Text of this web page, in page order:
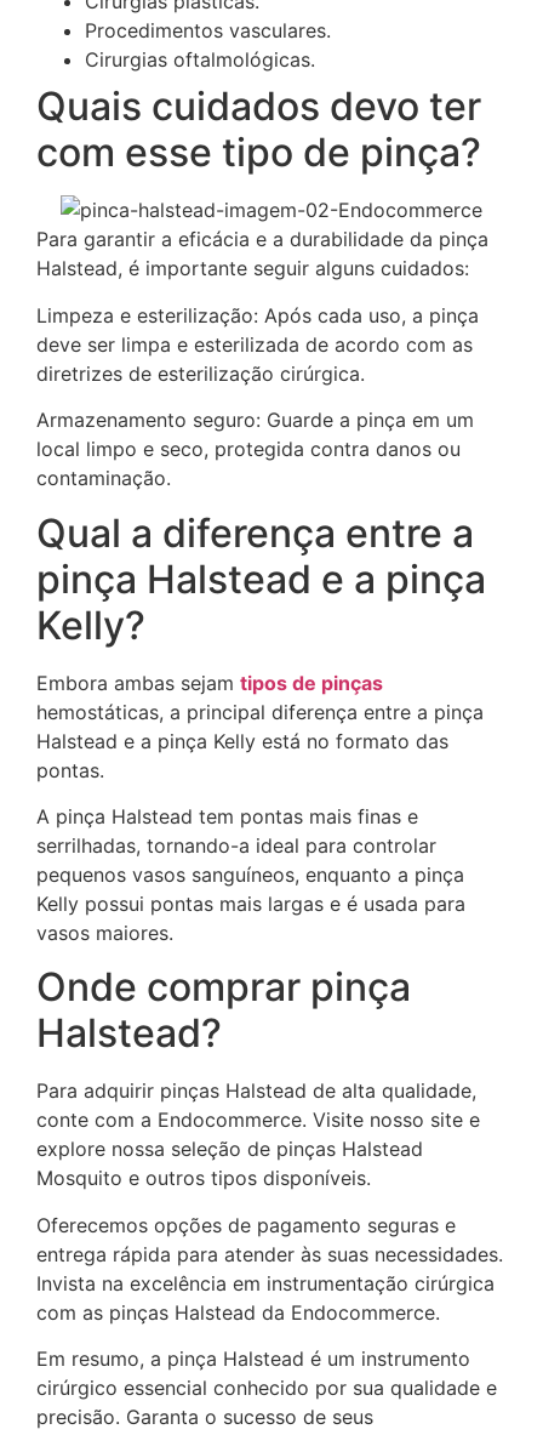
Procedimentos vasculares.
Cirurgias oftalmológicas.
Quais cuidados devo ter
com esse tipo de pinça?
Para garantir a eficácia e a durabilidade da pinça
Halstead, é importante seguir alguns cuidados:
Limpeza e esterilização: Após cada uso, a pinça
deve ser limpa e esterilizada de acordo com as
diretrizes de esterilização cirúrgica.
Armazenamento seguro: Guarde a pinça em um
local limpo e seco, protegida contra danos ou
contaminação.
Qual a diferença entre a
pinça Halstead e a pinça
Kelly?
Embora ambas sejam tipos de pinças
hemostáticas, a principal diferença entre a pinça
Halstead e a pinça Kelly está no formato das
pontas.
A pinça Halstead tem pontas mais finas e
serrilhadas, tornando-a ideal para controlar
pequenos vasos sanguíneos, enquanto a pinça
Kelly possui pontas mais largas e é usada para
vasos maiores.
Onde comprar pinça
Halstead?
Para adquirir pinças Halstead de alta qualidade,
conte com a Endocommerce. Visite nosso site e
explore nossa seleção de pinças Halstead
Mosquito e outros tipos disponíveis.
Oferecemos opções de pagamento seguras e
entrega rápida para atender às suas necessidades.
Invista na excelência em instrumentação cirúrgica
com as pinças Halstead da Endocommerce.
Em resumo, a pinça Halstead é um instrumento
cirúrgico essencial conhecido por sua qualidade e
precisão. Garanta o sucesso de seus